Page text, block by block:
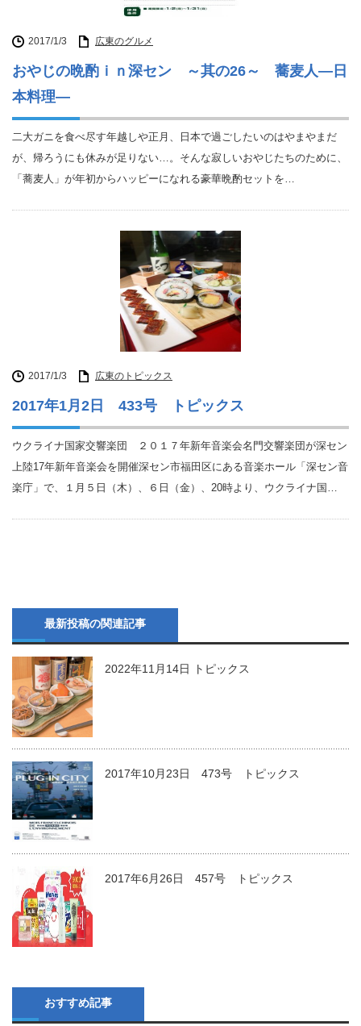
2017/1/3 広東のグルメ
おやじの晩酌ｉｎ深セン ～其の26～ 蕎麦人―日
本料理―
二大ガニを食べ尽す年越しや正月、日本で過ごしたいのはやまやまだ
が、帰ろうにも休みが足りない…。そんな寂しいおやじたちのために、
「蕎麦人」が年初からハッピーになれる豪華晩酌セットを…
2017/1/3 広東のトピックス
2017年1月2日 433号 トピックス
ウクライナ国家交響楽団 ２０１７年新年音楽会名門交響楽団が深セン
上陸17年新年音楽会を開催深セン市福田区にある音楽ホール「深セン音
楽庁」で、１月５日（木）、６日（金）、20時より、ウクライナ国…
最新投稿の関連記事
2022年11月14日 トピックス
2017年10月23日 473号 トピックス
2017年6月26日 457号 トピックス
おすすめ記事